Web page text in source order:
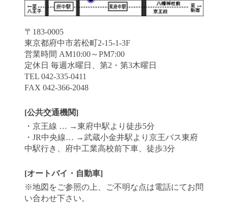
〒183-0005
東京都府中市若松町2-15-1-3F
営業時間 AM10:00～PM7:00
定休日 毎週水曜日、第2・第3木曜日
TEL 042‐335‐0411
FAX 042-366-2048
[公共交通機関]
・京王線 … →東府中駅より徒歩5分
・JR中央線… →武蔵小金井駅より京王バス東府
中駅行き、府中工業高校前下車、徒歩3分
[オートバイ・自動車]
※地図をご参照の上、ご不明な点は電話にてお問
い合わせ下さい。